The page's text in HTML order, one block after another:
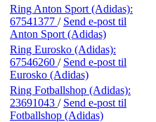
Ring Anton Sport (Adidas):
67541377 / Send e-post til
Anton Sport (Adidas)
Ring Eurosko (Adidas):
67546260 / Send e-post til
Eurosko (Adidas)
Ring Fotballshop (Adidas):
23691043 / Send e-post til
Fotballshop (Adidas)